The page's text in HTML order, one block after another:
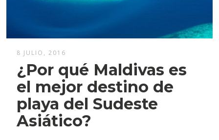
8 JULIO, 2016
¿Por qué Maldivas es
el mejor destino de
playa del Sudeste
Asiático?